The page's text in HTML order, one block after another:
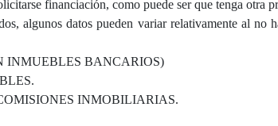
financiación, como puede ser que tenga otra
algunos datos pueden variar relativamente al no
INMUEBLES BANCARIOS)
INMOBILIARIAS.